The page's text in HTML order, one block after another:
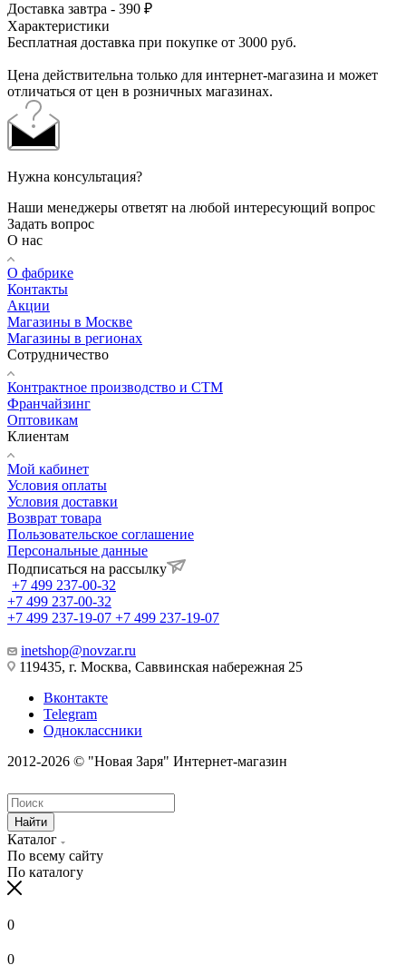
Доставка завтра - 390 ₽
Характеристики
Бесплатная доставка при покупке от 3000 руб.
Цена действительна только для интернет-магазина и может
отличаться от цен в розничных магазинах.
Нужна консультация?
Наши менеджеры ответят на любой интересующий вопрос
Задать вопрос
О нас
О фабрике
Контакты
Акции
Магазины в Москве
Магазины в регионах
Сотрудничество
Контрактное производство и СТМ
Франчайзинг
Оптовикам
Клиентам
Мой кабинет
Условия оплаты
Условия доставки
Возврат товара
Пользовательское соглашение
Персональные данные
Подписаться на рассылку
+7 499 237-00-32
+7 499 237-00-32
+7 499 237-19-07 +7 499 237-19-07
inetshop@novzar.ru
119435, г. Москва, Саввинская набережная 25
Вконтакте
Telegram
Одноклассники
2012-2026 © "Новая Заря" Интернет-магазин
Найти
Каталог
По всему сайту
По каталогу
0
0